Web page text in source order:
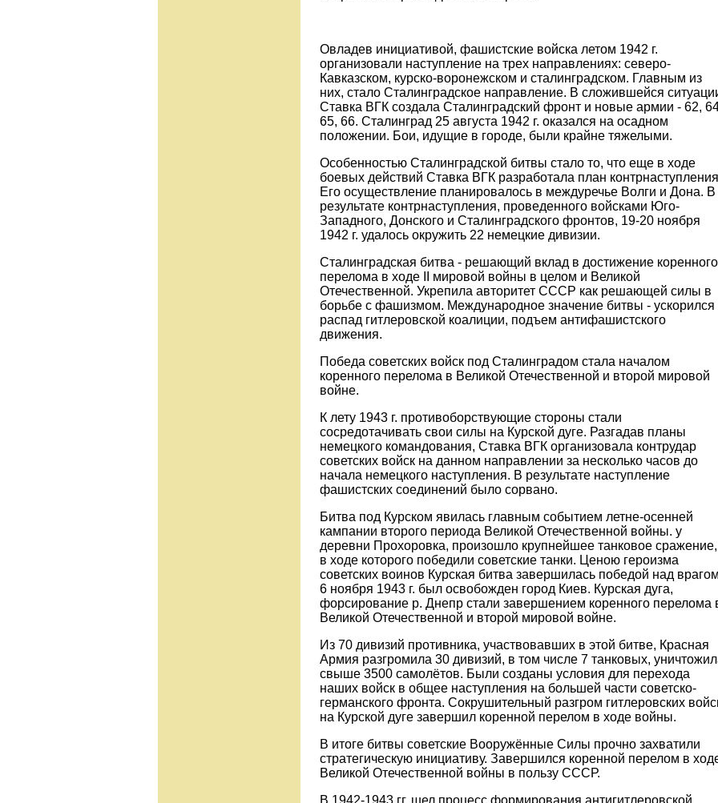
Овладев инициативой, фашистские войска летом 1942 г.
организовали наступление на трех направлениях: северо-
Кавказском, курско-воронежском и сталинградском. Главным из
них, стало Сталинградское направление. В сложившейся
Ставка ВГК создала Сталинградский фронт и новые армии - 62,
65, 66. Сталинград 25 августа 1942 г. оказался на осадном
положении. Бои, идущие в городе, были крайне тяжелыми.
Особенностью Сталинградской битвы стало то, что еще в ходе
боевых действий Ставка ВГК разработала план
Его осуществление планировалось в междуречье Волги и Дона. В
результате контрнаступления, проведенного войсками Юго-
Западного, Донского и Сталинградского фронтов, 19-20 ноября
1942 г. удалось окружить 22 немецкие дивизии.
Сталинградская битва - решающий вклад в достижение коренного
перелома в ходе II мировой войны в целом и Великой
Отечественной. Укрепила авторитет СССР как решающей силы в
борьбе с фашизмом. Международное значение битвы - ускорился
распад гитлеровской коалиции, подъем антифашистского
движения.
Победа советских войск под Сталинградом стала началом
коренного перелома в Великой Отечественной и второй мировой
войне.
К лету 1943 г. противоборствующие стороны стали
сосредотачивать свои силы на Курской дуге. Разгадав планы
немецкого командования, Ставка ВГК организовала контрудар
советских войск на данном направлении за несколько часов до
начала немецкого наступления. В результате наступление
фашистских соединений было сорвано.
Битва под Курском явилась главным событием летне-осенней
кампании второго периода Великой Отечественной войны. у
деревни Прохоровка, произошло крупнейшее танковое сражение,
в ходе которого победили советские танки. Ценою героизма
советских воинов Курская битва завершилась победой над
6 ноября 1943 г. был освобожден город Киев. Курская дуга,
форсирование р. Днепр стали завершением коренного перелома
Великой Отечественной и второй мировой войне.
Из 70 дивизий противника, участвовавших в этой битве, Красная
Армия разгромила 30 дивизий, в том числе 7 танковых,
свыше 3500 самолётов. Были созданы условия для перехода
наших войск в общее наступления на большей части советско-
германского фронта. Сокрушительный разгром гитлеровских
на Курской дуге завершил коренной перелом в ходе войны.
В итоге битвы советские Вооружённые Силы прочно захватили
стратегическую инициативу. Завершился коренной перелом в
Великой Отечественной войны в пользу СССР.
В 1942-1943 гг. шел процесс формирования антигитлеровской